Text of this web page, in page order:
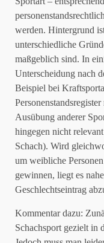
werden. Hintergrund
unterschiedliche
maßgeblich sind. In
Unterscheidung nach
Beispiel bei
Ausübung anderer
hingegen nicht
Schach). Wird
um weibliche
gewinnen, liegt es
Geschlechtseintrag
Kommentar dazu:
Schachsport gezielt in